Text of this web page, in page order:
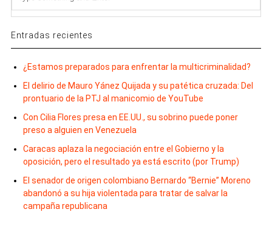
Entradas recientes
¿Estamos preparados para enfrentar la multicriminalidad?
El delirio de Mauro Yánez Quijada y su patética cruzada: Del
prontuario de la PTJ al manicomio de YouTube
Con Cilia Flores presa en EE.UU., su sobrino puede poner
preso a alguien en Venezuela
Caracas aplaza la negociación entre el Gobierno y la
oposición, pero el resultado ya está escrito (por Trump)
El senador de origen colombiano Bernardo “Bernie” Moreno
abandonó a su hija violentada para tratar de salvar la
campaña republicana